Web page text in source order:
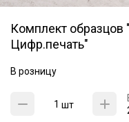
Комплект образцов
Цифр.печать"
В розницу
шт